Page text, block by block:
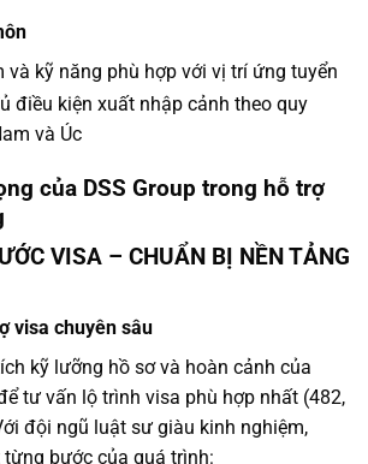
và kỹ năng phù hợp với vị trí ứng tuyển
điều kiện xuất nhập cảnh theo quy
và Úc
của DSS Group trong hỗ trợ
VISA – CHUẨN BỊ NỀN TẢNG
visa chuyên sâu
kỹ lưỡng hồ sơ và hoàn cảnh của
tư vấn lộ trình visa phù hợp nhất (482,
đội ngũ luật sư giàu kinh nghiệm,
bước của quá trình: